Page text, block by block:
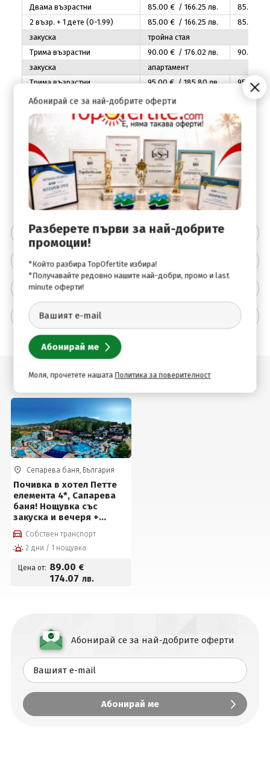
Двама възрастни 85.00 € / 166.25 лв. 85.00
2 възр. + 1 дете (0-1.99)
85.00 € / 166.25 лв. 85.00
закуска
тройна стая
Трима възрастни
90.00 € / 176.02лв. 90.00
закуска
апартамент
Трима възрастни
95.00€ / 185.80лв. 95 .00€ /
Четирима възрастни
100.00€ / 195 .00€
2 възр. + 2 деца (0-11.99)(0-
11.99)
100 .00€ / 195.58 лв. 100
фамилен апартамент
2 възр. + 2 деца (2-11.99)(2-
11.99)
95.00€ / 185.80лв.
Цената включва
Цената не включва
Описание на хотела
Допълнителна информация
Подобни оферти
Сепарева баня, България
Почивка в хотел Петте
елемента 4*, Сапарева
баня! Нощувка със
закуска и вечеря +
използване на СПА
център, фитнес и
съоръженията на
Собствен транспорт
2 дни / 1 нощувка
Цена от: 89.00 €
174.07 лв.
Абонирай се за най-добрите оферти
Абонирай се за най-добрите оферти
Разберете първи за най-добрите
промоции!
*Който разбира TopOfertite избира!
*Получавайте редовно нашите най-добри, промо и last
minute оферти!
Моля, прочетете нашата Политика за поверителност